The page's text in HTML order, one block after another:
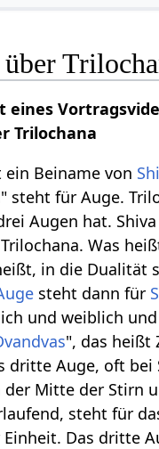
Trilochana
Beiname von
steht für Auge.
Augen hat.
Was
in die Dualität
steht dann für
und weiblich
", das heißt
dritte Auge, oft bei
Mitte der Stirn
steht für
Einheit. Das dritte